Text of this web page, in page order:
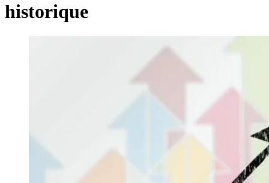
historique